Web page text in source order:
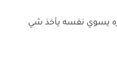
يسوي نفسه يأخذ شي